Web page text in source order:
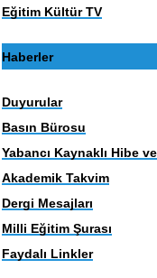
Eğitim Kültür TV
Haberler
Duyurular
Basın Bürosu
Yabancı Kaynaklı Hibe
Akademik Takvim
Dergi Mesajları
Milli Eğitim Şurası
Faydalı Linkler